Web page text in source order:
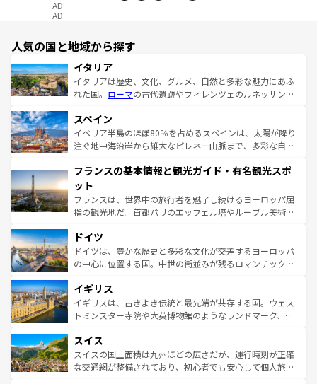
AD
AD
人気の国と地域から探す
イタリア
イタリアは歴史、文化、グルメ、自然と多彩な魅力にあふ
れた国。 ローマの古代遺跡やフィレンツェのルネッサンス
ろん、トスカーナの美しい田園風景やアマルフィ海岸の絶
景など、自然景観も見逃せない。観光の合間には、本場の
ピザやパスタなど、絶品のイタリア料理を堪能することも
ませてくれるイタリアで、忘れられない旅をしてみよう！
なお、新着のイタリア情報は
しい。
スペイン
イベリア半島のほぼ80％を占めるスペインは、太陽が降り
注ぐ地中海沿岸から雄大なピレネー山脈まで、多彩な自然
文化が根付くこの国では、情熱的なフラメンコ、熱気あふ
れる闘牛、そして美味しいタパスが生活の一部となってい
る。首都マドリードの洗練された雰囲気や、バルセロナの
アートに溢れた街角から、地方では古代ローマ遺跡や中世
せる。地方によって風土や気候が異なるスペインはその個
性で訪れる人を魅了する。 なお、新着のスペイン情報は コ
ンテンツ一覧を参照してほしい。
フランスの基本情報と観光ガイド・有名観光スポ
ット
フランスは、世界中の旅行者を魅了し続けるヨーロッパ屈
指の観光地だ。首都パリのエッフェル塔やルーブル美術館
で、幅広い魅力が詰まっている。華麗な宮殿、歴史的な大
聖堂、美しいビーチ、そして豊かな自然が、訪れる者を心
から魅了する。また、フランスは美食の国としても知ら
いる。シャンパンの発祥地であるランス、プロヴァンスの
香り高いラベンダー畑など、多彩な楽しみ方が可能だ。さ
らに、パリ以外の地域にも魅力が溢れており、どの街角に
れる地方に足を運ぶとそれぞれで全く異なる文化を体験で
きるだろう。 なお、新着のフランス情報はコンテンツ一覧
を参照してほしい。
ドイツ
ドイツは、豊かな歴史と多彩な文化が交差するヨーロッパ
の中心に位置する国。中世の街並みが残るロマンチック街
顔を持つこの国は、どこを歩いても飽きることがない。ベ
ルリンの文化的活気、バイエルン州のアルプスの絶景、そ
してライン川沿いのワイン畑といった風景は必見。ビール
は、お酒好きな人にはぜひ体験してほしい。 なお、新着の
ドイツ情報はコンテンツ一覧を参照してほしい。
イギリス
イギリスは、古きよき伝統と最先端が共存する国。ウェス
トミンスター寺院や大英博物館のようなランドマーク、歴
リアごとに異なる魅力がある。また、優雅なアフタヌーン
ティー、ビール好きにはたまらない英国パブ、サッカー観
戦など、本場だからこそできる体験も豊富。イギリスを旅
スイス
スイスの国土面積は九州ほどの広さだが、運行時刻が正確
な交通網が整備されており、初心者でも安心して個人旅行